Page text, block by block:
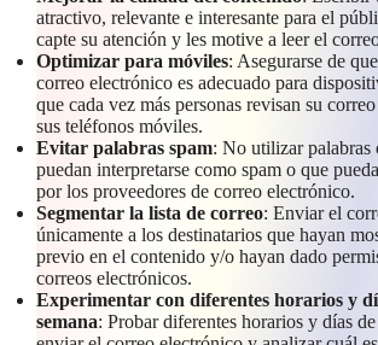
atractivo, relevante e interesante para el
capte su atención y les motive a leer el
Optimizar para móviles: Asegurarse de
correo electrónico es adecuado para
que cada vez más personas revisan su
sus teléfonos móviles.
Evitar palabras spam: No utilizar palabras
puedan interpretarse como spam o que
por los proveedores de correo electrónico.
Segmentar la lista de correo: Enviar el
únicamente a los destinatarios que hayan
previo en el contenido y/o hayan dado
correos electrónicos.
Experimentar con diferentes horarios y
semana: Probar diferentes horarios y días de